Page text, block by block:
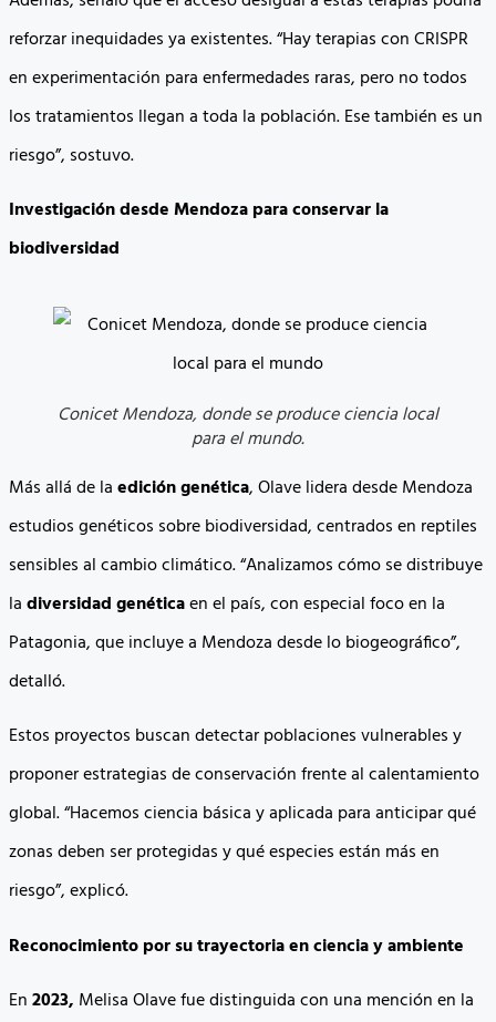
reforzar inequidades ya existentes. “Hay terapias con CRISPR
en experimentación para enfermedades raras, pero no todos
los tratamientos llegan a toda la población. Ese también es un
riesgo”, sostuvo.
Investigación desde Mendoza para conservar la
biodiversidad
Conicet Mendoza, donde se produce ciencia local
para el mundo.
Más allá de laedición genética, Olave lidera desde Mendoza
estudios genéticos sobre biodiversidad, centrados en reptiles
sensibles al cambio climático. “Analizamos cómo se distribuye
ladiversidad genéticaen el país, con especial foco en la
Patagonia, que incluye a Mendoza desde lo biogeográfico”,
detalló.
Estos proyectos buscan detectar poblaciones vulnerables y
proponer estrategias de conservación frente al calentamiento
global. “Hacemos ciencia básica y aplicada para anticipar qué
zonas deben ser protegidas y qué especies están más en
riesgo”, explicó.
Reconocimiento por su trayectoria en ciencia y ambiente
En2023, Melisa Olave fue distinguida con una mención en la